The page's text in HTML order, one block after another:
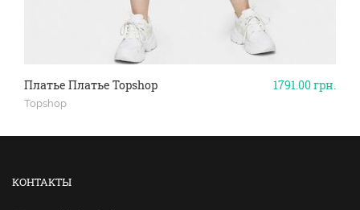
1791.00грн.
Платье Платье Topshop
Topshop
КОНТАКТЫ